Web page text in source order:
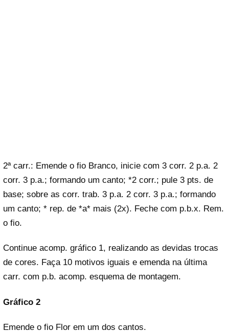
2ª carr.: Emende o fio Branco, inicie com 3 corr. 2 p.a. 2
corr. 3 p.a.; formando um canto; *2 corr.; pule 3 pts. de
base; sobre as corr. trab. 3 p.a. 2 corr. 3 p.a.; formando
um canto; * rep. de *a* mais (2x). Feche com p.b.x. Rem.
o fio.
Continue acomp. gráfico 1, realizando as devidas trocas
de cores. Faça 10 motivos iguais e emenda na última
carr. com p.b. acomp. esquema de montagem.
Gráfico 2
Emende o fio Flor em um dos cantos.